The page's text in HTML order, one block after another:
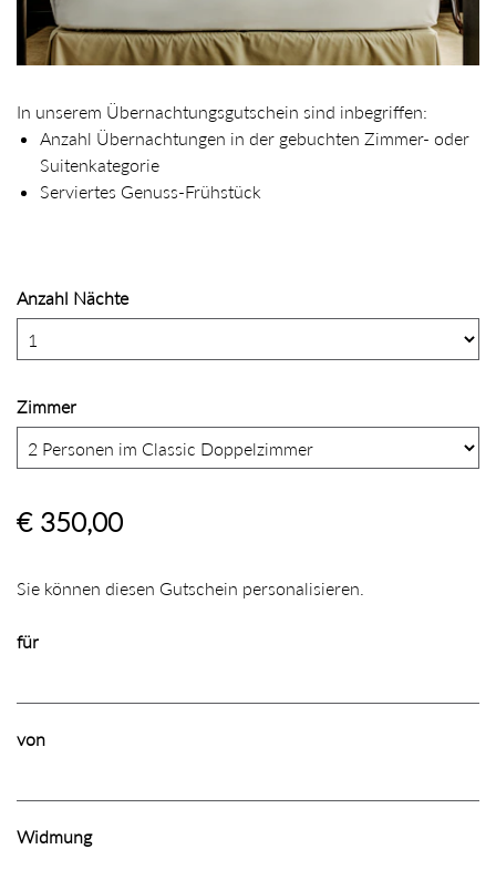
In unserem Übernachtungsgutschein sind inbegriffen:
Anzahl Übernachtungen in der gebuchten Zimmer- oder
Suitenkategorie
Serviertes Genuss-Frühstück
Anzahl Nächte
Zimmer
€ 350,00
Sie können diesen Gutschein personalisieren.
für
von
Widmung